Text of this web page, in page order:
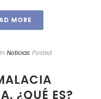
MORE
In Noticias Posted
¿QUÉ ES?